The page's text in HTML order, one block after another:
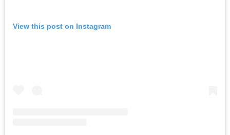
View this post on Instagram